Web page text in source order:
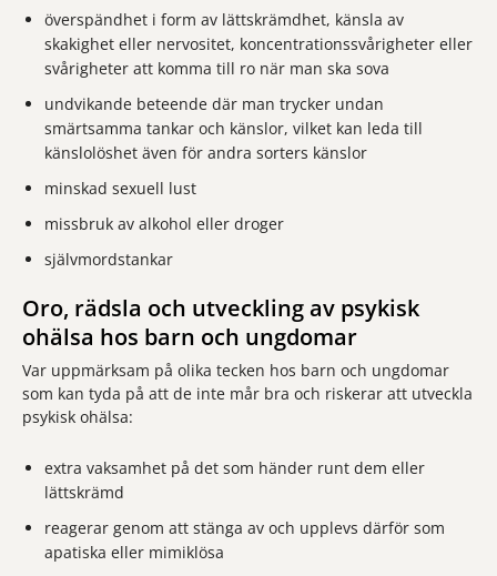
överspändhet i form av lättskrämdhet, känsla av
skakighet eller nervositet, koncentrationssvårigheter eller
svårigheter att komma till ro när man ska sova
undvikande beteende där man trycker undan
smärtsamma tankar och känslor, vilket kan leda till
känslolöshet även för andra sorters känslor
minskad sexuell lust
missbruk av alkohol eller droger
självmordstankar
Oro, rädsla och utveckling av psykisk
ohälsa hos barn och ungdomar
Var uppmärksam på olika tecken hos barn och ungdomar
som kan tyda på att de inte mår bra och riskerar att utveckla
psykisk ohälsa:
extra vaksamhet på det som händer runt dem eller
lättskrämd
reagerar genom att stänga av och upplevs därför som
apatiska eller mimiklösa